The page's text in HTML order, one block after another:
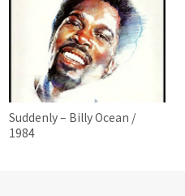
Suddenly – Billy Ocean /
1984